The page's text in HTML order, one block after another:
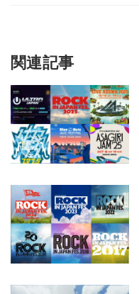
関連記事